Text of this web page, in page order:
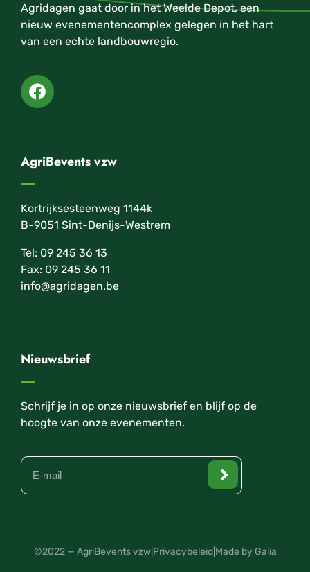
Agridagen gaat door in het Weelde Depot, een
nieuw evenementencomplex gelegen in het hart
van een echte landbouwregio.
AgriBevents vzw
Kortrijksesteenweg 1144k
B-9051 Sint-Denijs-Westrem
Tel: 09 245 36 13
Fax: 09 245 36 11
info@agridagen.be
Nieuwsbrief
Schrijf je in op onze nieuwsbrief en blijf op de
hoogte van onze evenementen.
©2022 — AgriBevents vzw| Privacybeleid| Made by Galia